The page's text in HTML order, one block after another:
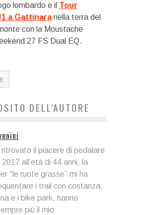
lombardo e il Tour
a Gattinaranella terra del
con la Moustache
27 FS Dual EQ.
DELL'AUTORE
ritrovato il piacere di pedalare
2017 all’età di 44 anni, la
“le ruote grasse” mi ha
i trail con costanza.
e i bike park, hanno
più il mio